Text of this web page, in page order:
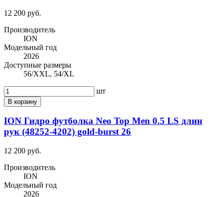
12 200 руб.
Производитель
ION
Модельный год
2026
Доступные размеры
56/XXL, 54/XL
шт
В корзину
ION Гидро футболка Neo Top Men 0.5 LS длин
рук (48252-4202) gold-burst 26
12 200 руб.
Производитель
ION
Модельный год
2026